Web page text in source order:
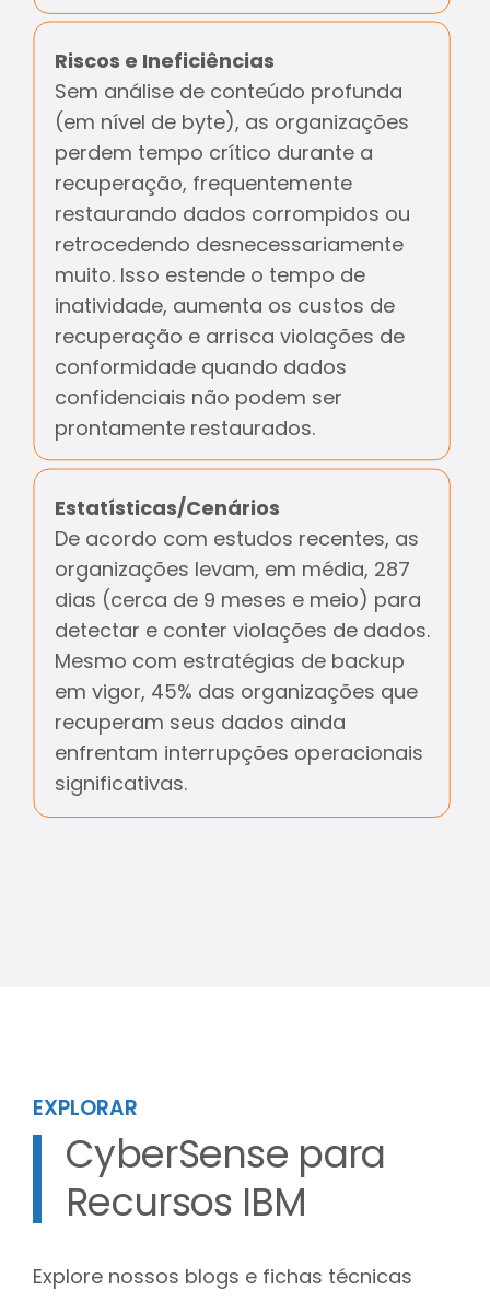
Riscos e Ineficiências
Sem análise de conteúdo profunda
(em nível de byte), as organizações
perdem tempo crítico durante a
recuperação, frequentemente
restaurando dados corrompidos ou
retrocedendo desnecessariamente
muito. Isso estende o tempo de
inatividade, aumenta os custos de
recuperação e arrisca violações de
conformidade quando dados
confidenciais não podem ser
prontamente restaurados.
Estatísticas/Cenários
De acordo com estudos recentes, as
organizações levam, em média, 287
dias (cerca de 9 meses e meio) para
detectar e conter violações de dados.
Mesmo com estratégias de backup
em vigor, 45% das organizações que
recuperam seus dados ainda
enfrentam interrupções operacionais
significativas.
EXPLORAR
CyberSense para
Recursos IBM
Explore nossos blogs e fichas técnicas